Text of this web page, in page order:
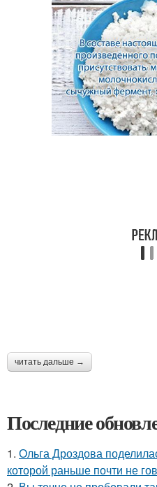
читать дальше →
Последние
1. Ольга Дроздова
которой раньше почти не